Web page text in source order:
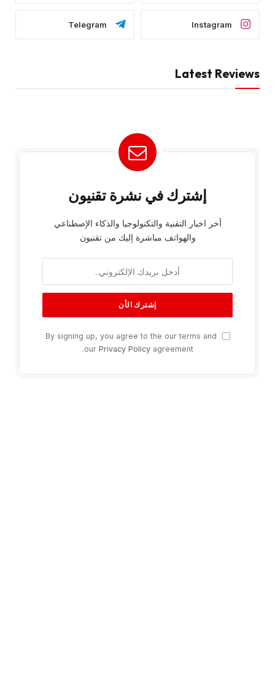
Instagram
Telegram
Latest Reviews
إشترك في نشرة تقنيون
أخر اخبار التقنية والتكنولوجيا والذكاء الإصطناعي
والهواتف مباشرة إليك من تقنيون
By signing up, you agree to the our terms and
our Privacy Policyagreement.